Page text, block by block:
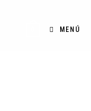
MENÚ